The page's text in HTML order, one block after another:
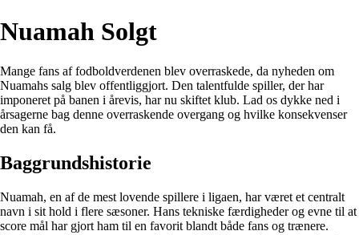
Nuamah Solgt
Mange fans af fodboldverdenen blev overraskede, da nyheden om
Nuamahs salg blev offentliggjort. Den talentfulde spiller, der har
imponeret på banen i årevis, har nu skiftet klub. Lad os dykke ned i
årsagerne bag denne overraskende overgang og hvilke konsekvenser
den kan få.
Baggrundshistorie
Nuamah, en af de mest lovende spillere i ligaen, har været et centralt
navn i sit hold i flere sæsoner. Hans tekniske færdigheder og evne til at
score mål har gjort ham til en favorit blandt både fans og trænere.